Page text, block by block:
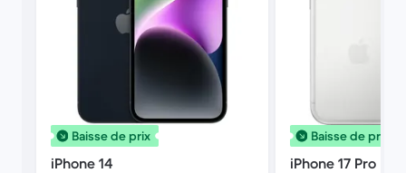
Baisse de prix
iPhone 14
Baisse de prix
iPhone 17 Pro